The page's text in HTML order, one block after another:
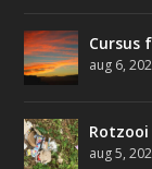
Cursus
aug 6,
aug 5,